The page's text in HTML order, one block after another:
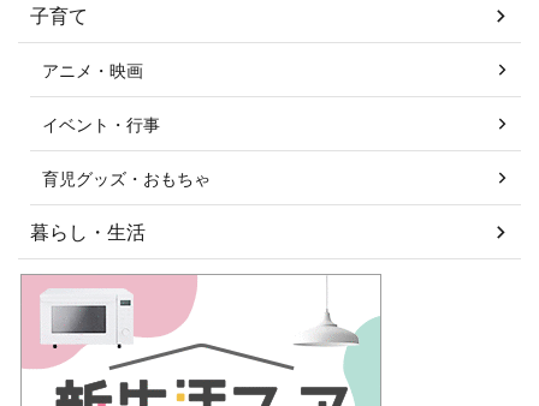
子育て
アニメ・映画
イベント・行事
育児グッズ・おもちゃ
暮らし・生活